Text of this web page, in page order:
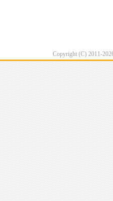
Copyright (C) 2011-